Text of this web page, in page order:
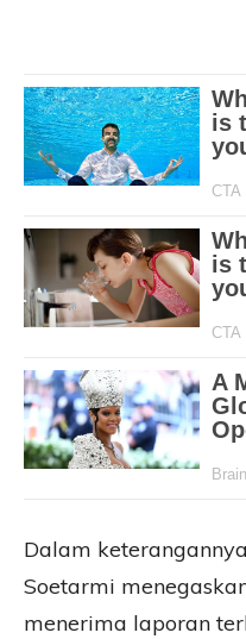
Dalam
Soetarmi
menerima laporan